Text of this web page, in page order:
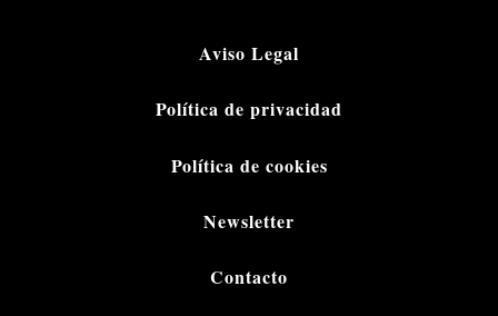
Aviso Legal
Política de privacidad
Política de cookies
Newsletter
Contacto